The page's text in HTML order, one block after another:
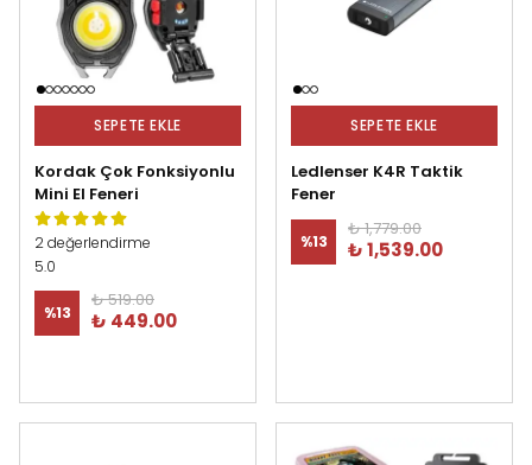
SEPETE EKLE
Kordak Çok Fonksiyonlu
Mini El Feneri
2 değerlendirme
5.0
%13
₺ 519.00
₺ 449.00
SEPETE EKLE
Ledlenser K4R Taktik
Fener
%13
₺ 1,779.00
₺ 1,539.00